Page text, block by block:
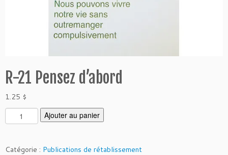
R-21 Pensez d’abord
1.25 $
q
u
n
Ajouter au panier
Catégorie : Publications de rétablissement